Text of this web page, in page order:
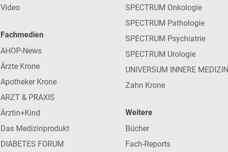
Video
Fachmedien
AHOP-News
Ärzte Krone
Apotheker Krone
ARZT & PRAXIS
Ärztin+Kind
Das Medizinprodukt
DIABETES FORUM
SPECTRUM Onkologie
SPECTRUM Pathologie
SPECTRUM Psychiatrie
SPECTRUM Urologie
UNIVERSUM INNERE MEDIZIN
Zahn Krone
Weitere
Bücher
Fach-Reports